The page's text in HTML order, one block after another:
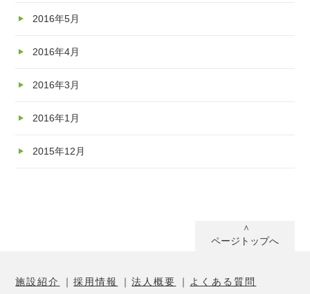
2016年5月
2016年4月
2016年3月
2016年1月
2015年12月
ページトップへ
施設紹介 採用情報 法人概要 よくある質問